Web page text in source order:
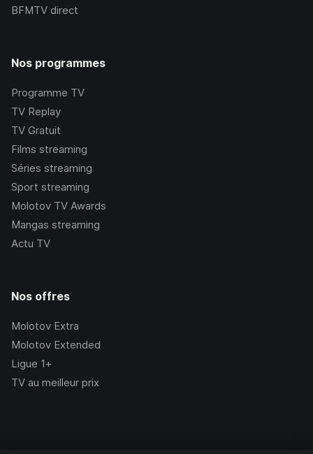
BFMTV direct
Nos programmes
Programme TV
TV Replay
TV Gratuit
Films streaming
Séries streaming
Sport streaming
Molotov TV Awards
Mangas streaming
Actu TV
Nos offres
Molotov Extra
Molotov Extended
Ligue 1+
TV au meilleur prix